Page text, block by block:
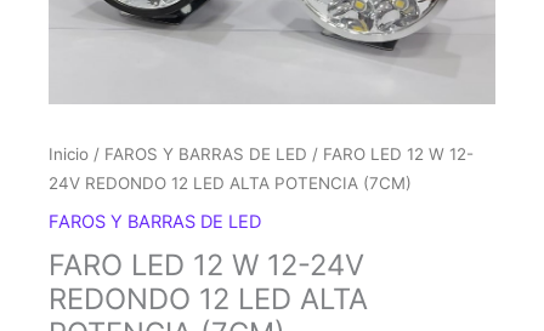
Inicio / FAROS Y BARRAS DE LED / FARO LED 12 W 12-
24V REDONDO 12 LED ALTA POTENCIA (7CM)
FAROS Y BARRAS DE LED
FARO LED 12 W 12-24V
REDONDO 12 LED ALTA